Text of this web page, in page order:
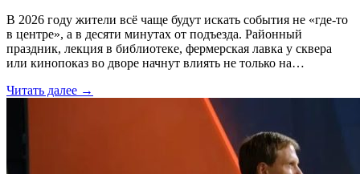
В 2026 году жители всё чаще будут искать события не «где-то
в центре», а в десяти минутах от подъезда. Районный
праздник, лекция в библиотеке, фермерская лавка у сквера
или кинопоказ во дворе начнут влиять не только на…
Читать далее →